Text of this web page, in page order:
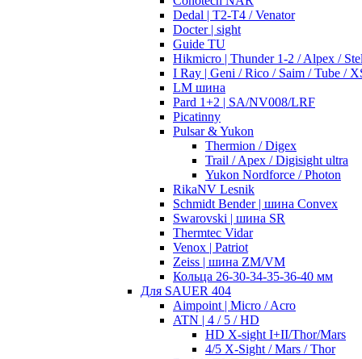
Dedal | T2-T4 / Venator
Docter | sight
Guide TU
Hikmicro | Thunder 1-2 / Alpex /
I Ray | Geni / Rico / Saim / Tube /
LM шина
Pard 1+2 | SA/NV008/LRF
Picatinny
Pulsar & Yukon
Thermion / Digex
Trail / Apex / Digisight ultra
Yukon Nordforce / Photon
RikaNV Lesnik
Schmidt Bender | шина Convex
Swarovski | шина SR
Thermtec Vidar
Venox | Patriot
Zeiss | шина ZM/VM
Кольца 26-30-34-35-36-40 мм
Для SAUER 404
Aimpoint | Micro / Acro
ATN | 4 / 5 / HD
HD X-sight I+II/Thor/Mars
4/5 X-Sight / Mars / Thor